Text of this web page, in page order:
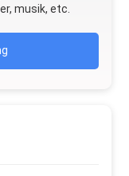
musik, etc.